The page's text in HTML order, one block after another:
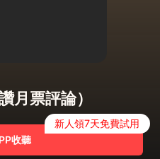
月票評論）
收聽
新人領7天免費試用